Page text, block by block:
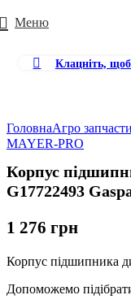
Меню
Клацніть,
ГоловнаАгро
MAYER-PRO
Корпус
G17722493
1 276 грн
Корпус підшипника
Допоможемо